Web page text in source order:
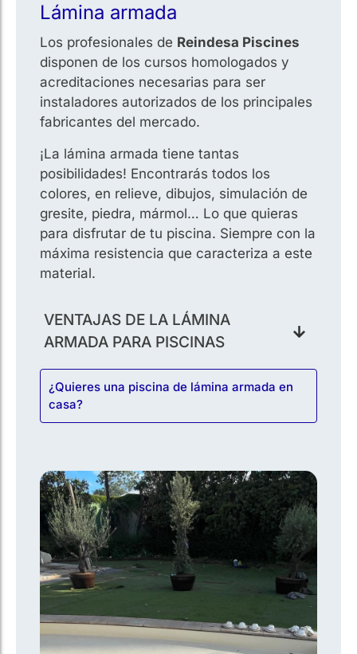
Lámina armada
Los profesionales de Reindesa Piscines
disponen de los cursos homologados y
acreditaciones necesarias para ser
instaladores autorizados de los principales
fabricantes del mercado.
¡La lámina armada tiene tantas
posibilidades! Encontrarás todos los
colores, en relieve, dibujos, simulación de
gresite, piedra, mármol… Lo que quieras
para disfrutar de tu piscina. Siempre con la
máxima resistencia que caracteriza a este
material.
VENTAJAS DE LA LÁMINA
ARMADA PARA PISCINAS
¿Quieres una piscina de lámina armada en
casa?